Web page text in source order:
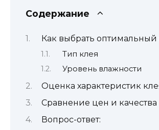
Содержание
Как выбрать оптимальный
Тип клея
Уровень влажности
Оценка характеристик
Сравнение цен и качества
Вопрос-ответ: